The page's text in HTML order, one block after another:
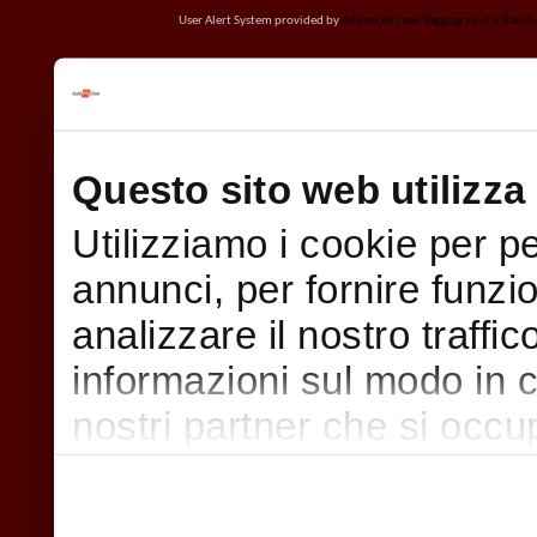
Questo sito web utilizza
Utilizziamo i cookie per
annunci, per fornire
analizzare il nostro
informazioni sul modo in
nostri partner che si
User Alert System provided byAdvanced User Tagging v3.2.5 Patch